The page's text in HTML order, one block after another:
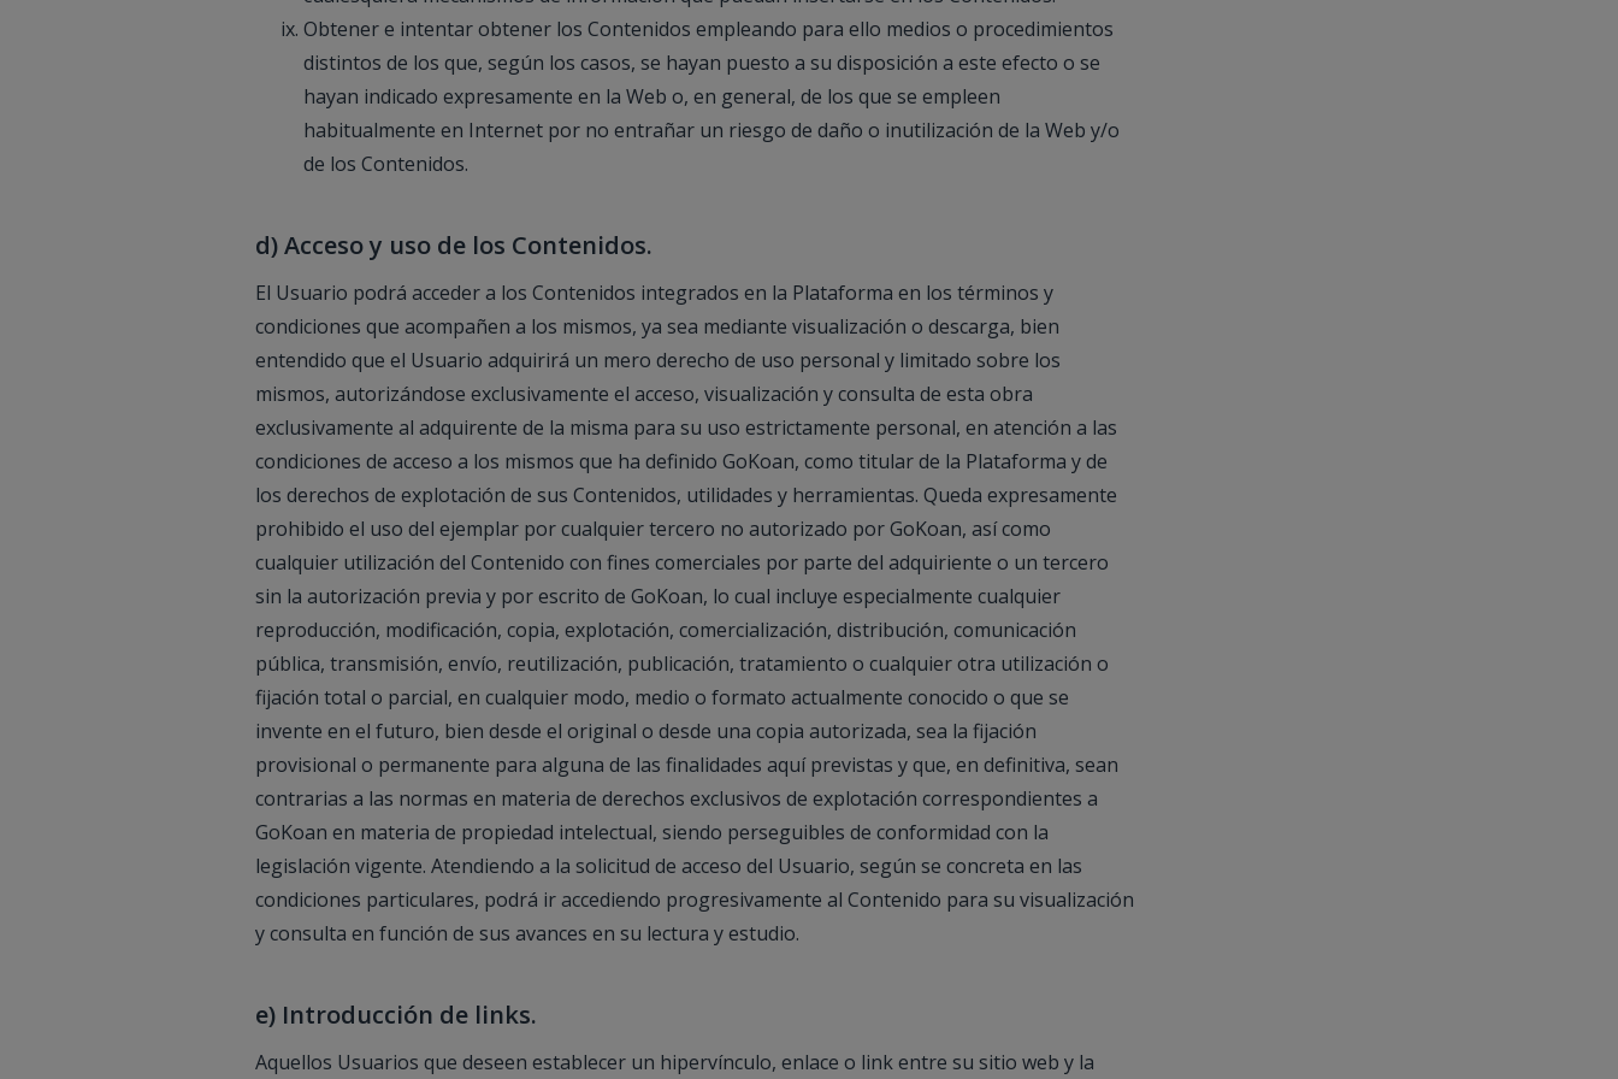
Obtener e intentar obtener los Contenidos empleando para ello medios o procedimientos
distintos de los que, según los casos, se hayan puesto a su disposición a este efecto o se
hayan indicado expresamente en la Web o, en general, de los que se empleen
habitualmente en Internet por no entrañar un riesgo de daño o inutilización de la Web y/o
de los Contenidos.
d) Acceso y uso de los Contenidos.
El Usuario podrá acceder a los Contenidos integrados en la Plataforma en los términos y
condiciones que acompañen a los mismos, ya sea mediante visualización o descarga, bien
entendido que el Usuario adquirirá un mero derecho de uso personal y limitado sobre los
mismos, autorizándose exclusivamente el acceso, visualización y consulta de esta obra
exclusivamente al adquirente de la misma para su uso estrictamente personal, en atención a las
condiciones de acceso a los mismos que ha definido GoKoan, como titular de la Plataforma y de
los derechos de explotación de sus Contenidos, utilidades y herramientas. Queda expresamente
prohibido el uso del ejemplar por cualquier tercero no autorizado por GoKoan, así como
cualquier utilización del Contenido con fines comerciales por parte del adquiriente o un tercero
sin la autorización previa y por escrito de GoKoan, lo cual incluye especialmente cualquier
reproducción, modificación, copia, explotación, comercialización, distribución, comunicación
pública, transmisión, envío, reutilización, publicación, tratamiento o cualquier otra utilización o
fijación total o parcial, en cualquier modo, medio o formato actualmente conocido o que se
invente en el futuro, bien desde el original o desde una copia autorizada, sea la fijación
provisional o permanente para alguna de las finalidades aquí previstas y que, en definitiva, sean
contrarias a las normas en materia de derechos exclusivos de explotación correspondientes a
GoKoan en materia de propiedad intelectual, siendo perseguibles de conformidad con la
legislación vigente. Atendiendo a la solicitud de acceso del Usuario, según se concreta en las
condiciones particulares, podrá ir accediendo progresivamente al Contenido para su visualización
y consulta en función de sus avances en su lectura y estudio.
e) Introducción de links.
Aquellos Usuarios que deseen establecer un hipervínculo, enlace o link entre su sitio web y la